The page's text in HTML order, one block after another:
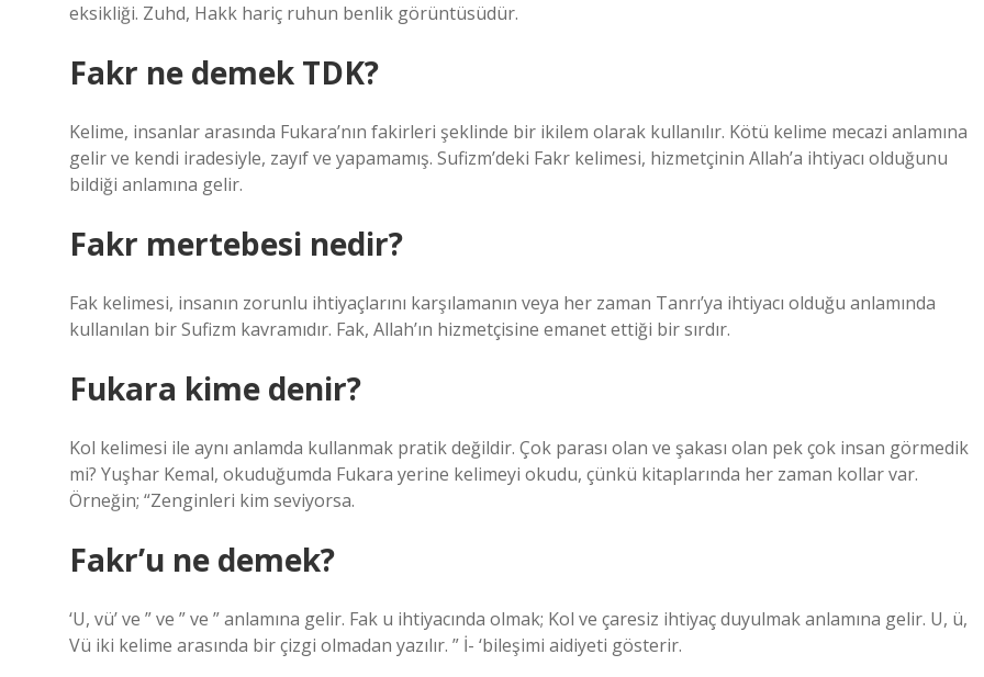
eksikliği. Zuhd, Hakk hariç ruhun benlik görüntüsüdür.
Fakr ne demek TDK?
Kelime, insanlar arasında Fukara’nın fakirleri şeklinde bir ikilem olarak kullanılır. Kötü kelime mecazi anlamına
gelir ve kendi iradesiyle, zayıf ve yapamamış. Sufizm’deki Fakr kelimesi, hizmetçinin Allah’a ihtiyacı olduğunu
bildiği anlamına gelir.
Fakr mertebesi nedir?
Fak kelimesi, insanın zorunlu ihtiyaçlarını karşılamanın veya her zaman Tanrı’ya ihtiyacı olduğu anlamında
kullanılan bir Sufizm kavramıdır. Fak, Allah’ın hizmetçisine emanet ettiği bir sırdır.
Fukara kime denir?
Kol kelimesi ile aynı anlamda kullanmak pratik değildir. Çok parası olan ve şakası olan pek çok insan görmedik
mi? Yuşhar Kemal, okuduğumda Fukara yerine kelimeyi okudu, çünkü kitaplarında her zaman kollar var.
Örneğin; “Zenginleri kim seviyorsa.
Fakr’u ne demek?
‘U, vü’ ve ” ve ” ve ” anlamına gelir. Fak u ihtiyacında olmak; Kol ve çaresiz ihtiyaç duyulmak anlamına gelir. U, ü,
Vü iki kelime arasında bir çizgi olmadan yazılır. ” İ- ‘bileşimi aidiyeti gösterir.